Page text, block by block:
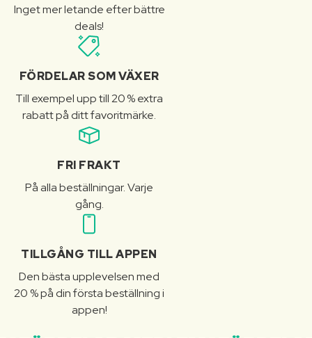
Inget mer letande efter bättre
deals!
FÖRDELAR SOM VÄXER
Till exempel upp till 20 % extra
rabatt på ditt favoritmärke.
FRI FRAKT
På alla beställningar. Varje
gång.
TILLGÅNG TILL APPEN
Den bästa upplevelsen med
20 % på din första beställning i
appen!